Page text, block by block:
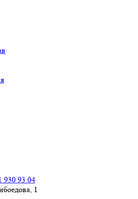
930 93 04
1